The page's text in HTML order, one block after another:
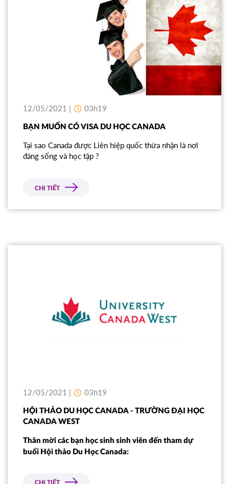
12/05/2021 | 03h19
BẠN MUỐN CÓ VISA DU HỌC CANADA
Tại sao Canada được Liên hiệp quốc thừa nhận là nơi
đáng sống và học tập ?
CHI TIẾT
12/05/2021 | 03h19
HỘI THẢO DU HỌC CANADA - TRƯỜNG ĐẠI HỌC
CANADA WEST
Thân mời các bạn học sinh sinh viên đến tham dự
buổi Hội thảo Du Học Canada:
CHI TIẾT